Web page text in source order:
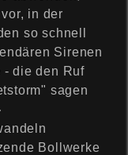
in der
so schnell
Sirenen
- die den Ruf
sagen
Bollwerke